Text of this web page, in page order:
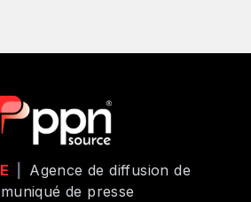
Agence de diffusion de
de presse